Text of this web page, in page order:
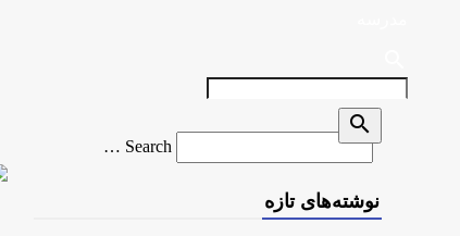
Search
for
Search …
search
نوشته‌های تازه